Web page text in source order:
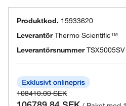
Produktkod. 15933620
LeverantörThermo Scientific™
Leverantörsnummer TSX5005SV
108410.00 SEK